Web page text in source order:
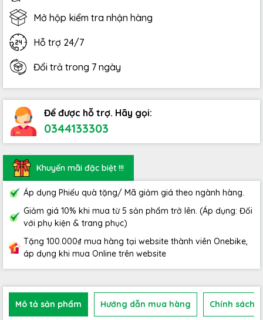
Mở hộp kiểm tra nhận hàng
Hỗ trợ 24/7
Đổi trả trong 7 ngày
Để được hỗ trợ. Hãy gọi:
0344133303
Khuyến mãi đặc biệt !!!
Áp dụng Phiếu quà tặng/ Mã giảm giá theo ngành hàng.
Giảm giá 10% khi mua từ 5 sản phẩm trở lên. (Áp dụng: Đối
với phụ kiện & trang phục)
Tặng 100.000₫ mua hàng tại website thành viên Onebike,
áp dụng khi mua Online trên website
Mô tả sản phẩm Hướng dẫn mua hàng Chính sách